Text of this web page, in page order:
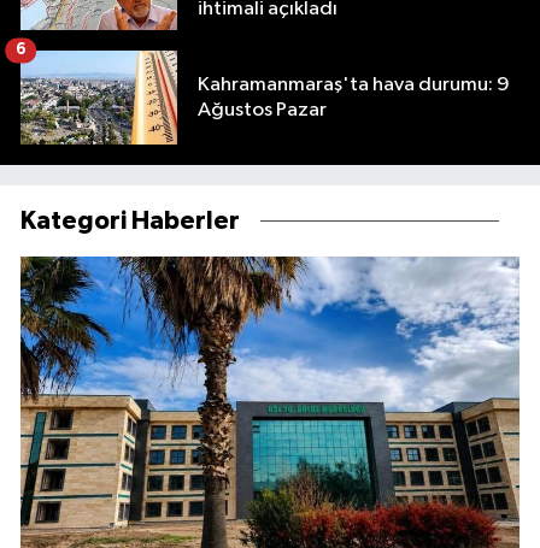
ihtimali açıkladı
Kahramanmaraş'ta hava durumu: 9
Ağustos Pazar
6
Kategori Haberler